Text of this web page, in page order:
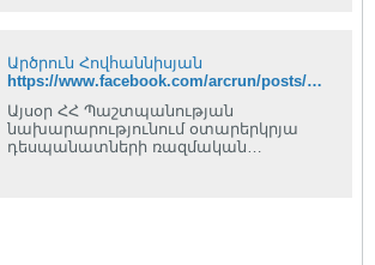
Արծրուն Հովհաննիսյան
https://www.facebook.com/arcrun/posts/1022562791112662?pnref=story.unseen-section
Այսօր ՀՀ Պաշտպանության
նախարարությունում օտարերկրյա
դեսպանատների ռազմական